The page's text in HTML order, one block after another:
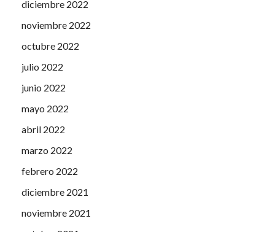
diciembre 2022
noviembre 2022
octubre 2022
julio 2022
junio 2022
mayo 2022
abril 2022
marzo 2022
febrero 2022
diciembre 2021
noviembre 2021